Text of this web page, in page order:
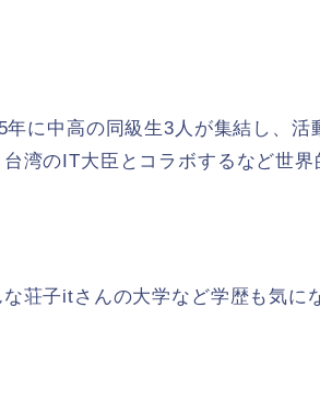
年に中高の同級生3人が集結し、
台湾のIT大臣とコラボするなど世界
な荘子itさんの大学など学歴も気に